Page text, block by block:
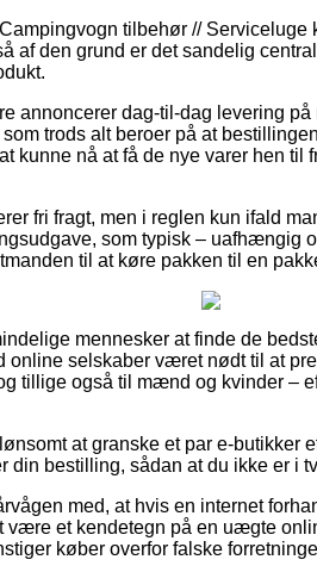
tilbehør //
af den grund er det sandelig
annoncerer dag-til-dag levering
trods alt beroer på at
kunne nå at få de nye varer hen
fri fragt, men i reglen kun ifald
som typisk – uafhængig
til at køre pakken til en
mennesker at finde de
online selskaber været nødt til at
tillige også til mænd og kvinder –
at granske et par e-butikker
din bestilling, sådan at du ikke er i
med, at hvis en internet
være et kendetegn på en uægte
køber overfor falske